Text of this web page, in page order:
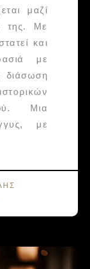
μαζί
της. Με
και
με
διάσωση
Μια
με